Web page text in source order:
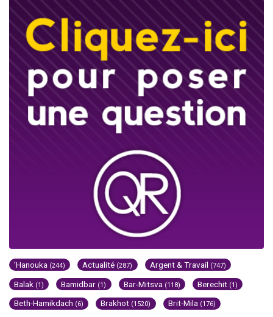
'Hanouka (244) Actualité (287) Argent & Travail (747)
Balak (1) Bamidbar (1) Bar-Mitsva (118) Berechit (1)
Beth-Hamikdach (6) Brakhot (1520) Brit-Mila (176)